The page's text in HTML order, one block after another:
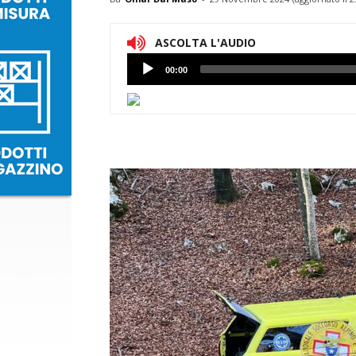
ASCOLTA L'AUDIO
Lettore
Audio
00:00